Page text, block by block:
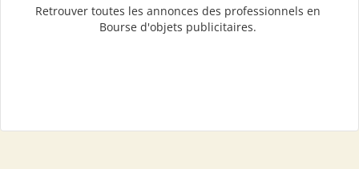
Retrouver toutes les annonces des professionnels en
Bourse d'objets publicitaires.